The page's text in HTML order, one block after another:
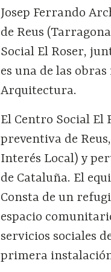
Josep Ferrando
de Reus
Social El Roser,
es una de las
Arquitectura.
El Centro Social El
preventiva de
Interés Local) y
de Cataluña. El
Consta de un
espacio
servicios sociales
primera